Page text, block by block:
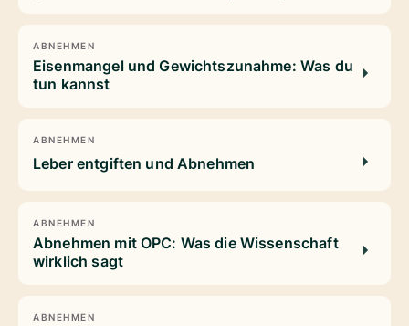
ABNEHMEN
Eisenmangel und Gewichtszunahme: Was du
tun kannst
ABNEHMEN
Leber entgiften und Abnehmen
ABNEHMEN
Abnehmen mit OPC: Was die Wissenschaft
wirklich sagt
ABNEHMEN